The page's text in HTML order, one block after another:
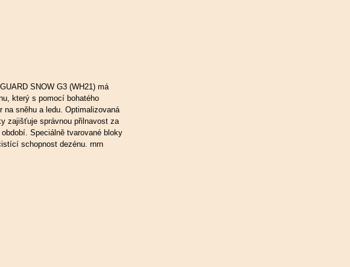
SNOW G3 (WH21) má
který s pomocí bohatého
na sněhu a ledu. Optimalizovaná
zajišťuje správnou přilnavost za
Speciálně tvarované bloky
schopnost dezénu. rnrn